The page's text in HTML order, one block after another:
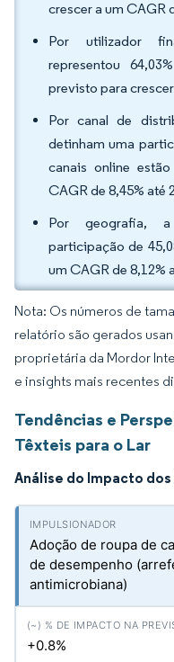
crescer a um CAGR
Por utilizador
representou
previsto para
Por canal de
detinham uma
canais online
CAGR de 8,45% até
Por geografia,
participação de
um CAGR de 8,12%
Nota: Os números de
relatório são gerados
proprietária da Mordor
e insights mais recentes
Tendências e
Têxteis para o Lar
Análise do Impacto
Adoção de roupa de
de desempenho
antimicrobiana)
+0.8%